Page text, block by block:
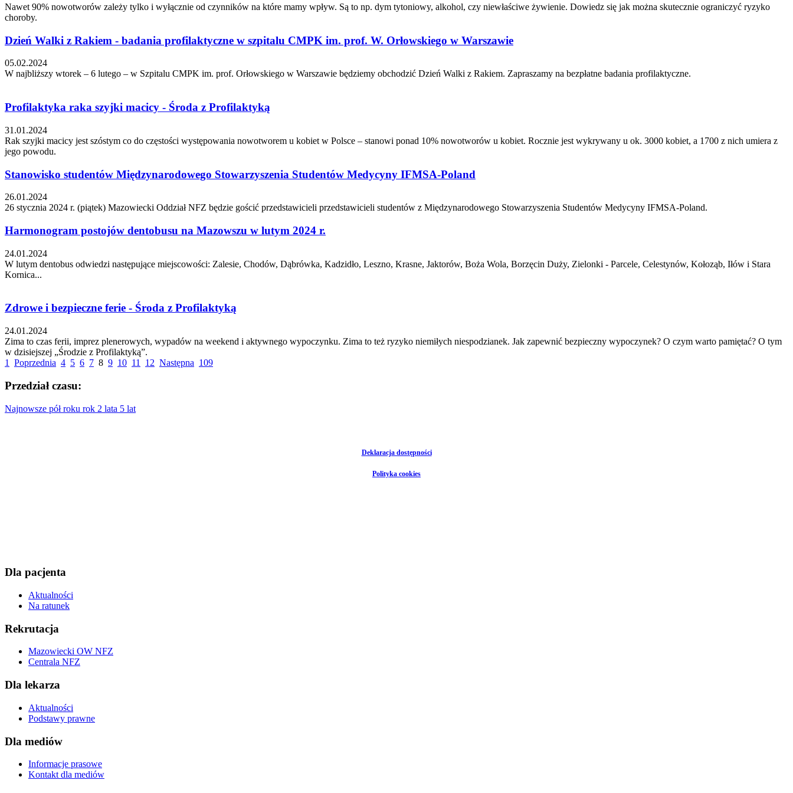
Nawet 90% nowotworów zależy tylko i wyłącznie od czynników na które mamy wpływ. Są to np. dym tytoniowy, alkohol, czy niewłaściwe żywienie. Dowiedz się jak można skutecznie ograniczyć ryzyko
choroby.
Dzień Walki z Rakiem - badania profilaktyczne w szpitalu CMPK im. prof. W. Orłowskiego w Warszawie
05.02.2024
W najbliższy wtorek – 6 lutego – w Szpitalu CMPK im. prof. Orłowskiego w Warszawie będziemy obchodzić Dzień Walki z Rakiem. Zapraszamy na bezpłatne badania profilaktyczne.
Profilaktyka raka szyjki macicy - Środa z Profilaktyką
31.01.2024
Rak szyjki macicy jest szóstym co do częstości występowania nowotworem u kobiet w Polsce – stanowi ponad 10% nowotworów u kobiet. Rocznie jest wykrywany u ok. 3000 kobiet, a 1700 z nich umiera z
jego powodu.
Stanowisko studentów Międzynarodowego Stowarzyszenia Studentów Medycyny IFMSA-Poland
26.01.2024
26 stycznia 2024 r. (piątek) Mazowiecki Oddział NFZ będzie gościć przedstawicieli przedstawicieli studentów z Międzynarodowego Stowarzyszenia Studentów Medycyny IFMSA-Poland.
Harmonogram postojów dentobusu na Mazowszu w lutym 2024 r.
24.01.2024
W lutym dentobus odwiedzi następujące miejscowości: Zalesie, Chodów, Dąbrówka, Kadzidło, Leszno, Krasne, Jaktorów, Boża Wola, Borzęcin Duży, Zielonki - Parcele, Celestynów, Kołoząb, Iłów i Stara
Kornica...
Zdrowe i bezpieczne ferie - Środa z Profilaktyką
24.01.2024
Zima to czas ferii, imprez plenerowych, wypadów na weekend i aktywnego wypoczynku. Zima to też ryzyko niemiłych niespodzianek. Jak zapewnić bezpieczny wypoczynek? O czym warto pamiętać? O tym
w dzisiejszej „Środzie z Profilaktyką”.
1
Poprzednia 4 5 6 7 8 9 10 11 12 Następna 109
Przedział czasu:
Najnowsze pół roku rok 2 lata 5 lat
Deklaracja dostępności
Polityka cookies
Dla pacjenta
Aktualności
Na ratunek
Rekrutacja
Mazowiecki OW NFZ
Centrala NFZ
Dla lekarza
Aktualności
Podstawy prawne
Dla mediów
Informacje prasowe
Kontakt dla mediów